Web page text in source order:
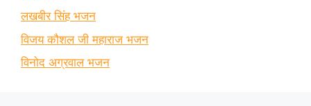
लखबीर सिंह भजन
विजय कौशल जी महाराज भजन
विनोद अग्रवाल भजन